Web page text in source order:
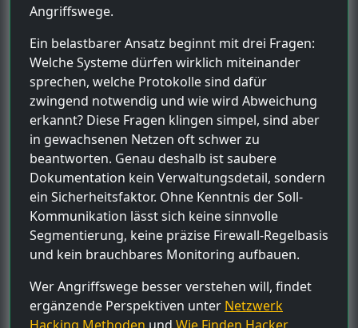
Angriffswege.
Ein belastbarer Ansatz beginnt mit drei Fragen:
Welche Systeme dürfen wirklich miteinander
sprechen, welche Protokolle sind dafür
zwingend notwendig und wie wird Abweichung
erkannt? Diese Fragen klingen simpel, sind aber
in gewachsenen Netzen oft schwer zu
beantworten. Genau deshalb ist saubere
Dokumentation kein Verwaltungsdetail, sondern
ein Sicherheitsfaktor. Ohne Kenntnis der Soll-
Kommunikation lässt sich keine sinnvolle
Segmentierung, keine präzise Firewall-Regelbasis
und kein brauchbares Monitoring aufbauen.
Wer Angriffswege besser verstehen will, findet
ergänzende Perspektiven unter Netzwerk
Hacking Methoden und Wie Finden Hacker